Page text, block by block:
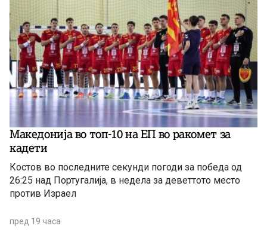
Македонија во топ-10 на ЕП во ракомет за
кадети
Костов во последните секунди погоди за победа од
26:25 над Португалија, в недела за деветтото место
против Израел
пред 19 часа